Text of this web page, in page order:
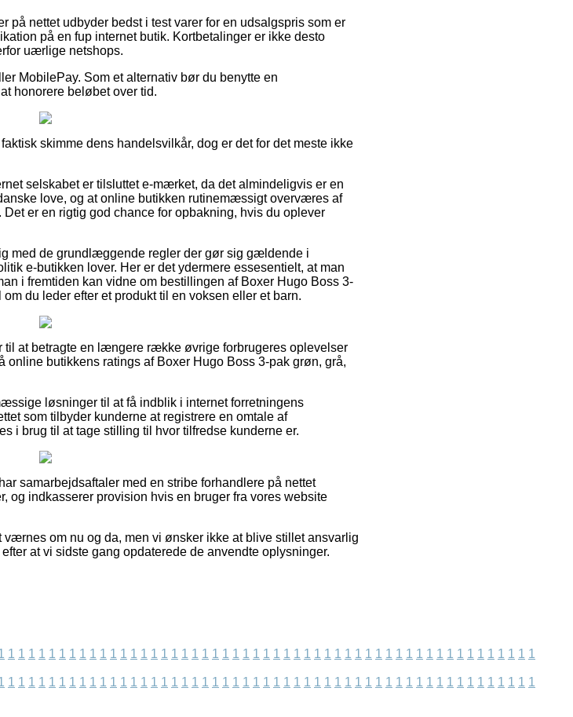
på nettet udbyder bedst i test varer for en udsalgspris som er
på en fup internet butik. Kortbetalinger er ikke desto
uærlige netshops.
MobilePay. Som et alternativ bør du benytte en
honorere beløbet over tid.
skimme dens handelsvilkår, dog er det for det meste ikke
selskabet er tilsluttet e-mærket, da det almindeligvis er en
love, og at online butikken rutinemæssigt overværes af
er en rigtig god chance for opbakning, hvis du oplever
med de grundlæggende regler der gør sig gældende i
e-butikken lover. Her er det ydermere essesentielt, at man
i fremtiden kan vidne om bestillingen af Boxer Hugo Boss 3-
du leder efter et produkt til en voksen eller et barn.
at betragte en længere række øvrige forbrugeres oplevelser
online butikkens ratings af Boxer Hugo Boss 3-pak grøn, grå,
løsninger til at få indblik i internet forretningens
som tilbyder kunderne at registrere en omtale af
i brug til at tage stilling til hvor tilfredse kunderne er.
samarbejdsaftaler med en stribe forhandlere på nettet
og indkasserer provision hvis en bruger fra vores website
om nu og da, men vi ønsker ikke at blive stillet ansvarlig
at vi sidste gang opdaterede de anvendte oplysninger.
1 1 1 1 1 1 1 1 1 1 1 1 1 1 1 1 1 1 1 1 1 1 1 1 1 1 1 1 1 1 1 1 1 1 1 1 1 1 1 1 1 1 1 1 1 1 1 1 1 1 1 1
1 1 1 1 1 1 1 1 1 1 1 1 1 1 1 1 1 1 1 1 1 1 1 1 1 1 1 1 1 1 1 1 1 1 1 1 1 1 1 1 1 1 1 1 1 1 1 1 1 1 1 1